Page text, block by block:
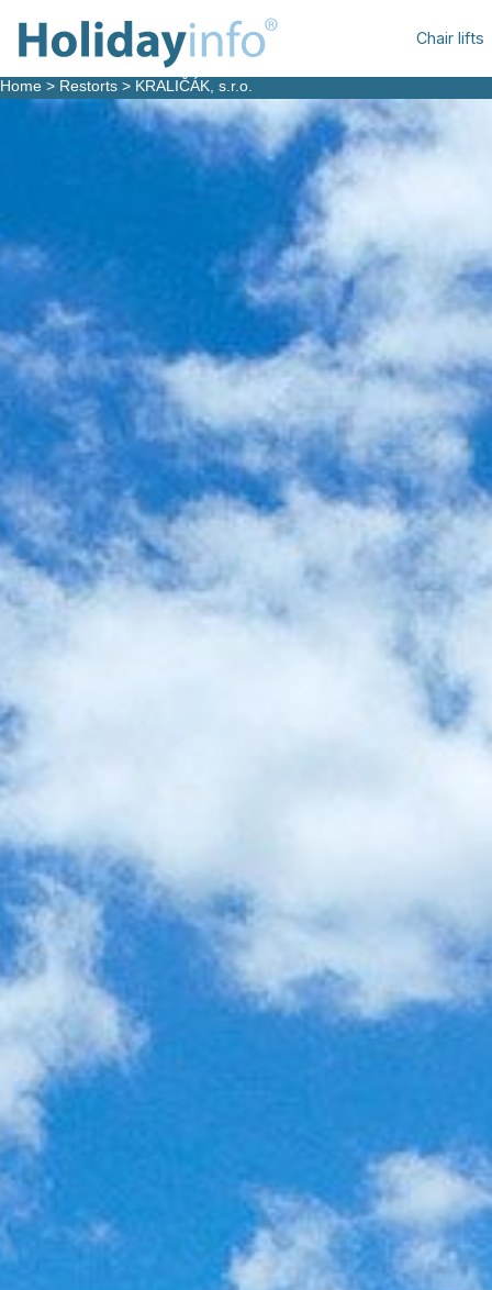
Chair lifts
Home > Restorts > KRALIČÁK, s.r.o.